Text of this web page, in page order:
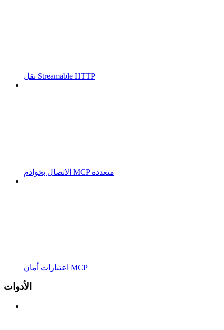
نقل Streamable HTTP
الاتصال بخوادم MCP متعددة
اعتبارات أمان MCP
الأدوات